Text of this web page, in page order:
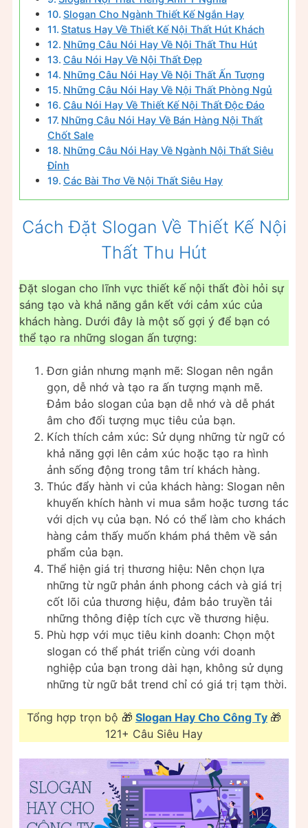
Slogan Cho Ngành Thiết Kế Ngắn Hay
Status Hay Về Thiết Kế Nội Thất Hút Khách
Những Câu Nói Hay Về Nội Thất Thu Hút
Câu Nói Hay Về Nội Thất Đẹp
Những Câu Nói Hay Về Nội Thất Ấn Tượng
Những Câu Nói Hay Về Nội Thất Phòng Ngủ
Câu Nói Hay Về Thiết Kế Nội Thất Độc Đáo
Những Câu Nói Hay Về Bán Hàng Nội Thất
Chốt Sale
Những Câu Nói Hay Về Ngành Nội Thất Siêu
Đỉnh
Các Bài Thơ Về Nội Thất Siêu Hay
Cách Đặt Slogan Về Thiết Kế Nội
Thất Thu Hút
Đặt slogan cho lĩnh vực thiết kế nội thất đòi hỏi sự
sáng tạo và khả năng gắn kết với cảm xúc của
khách hàng. Dưới đây là một số gợi ý để bạn có
thể tạo ra những slogan ấn tượng:
Đơn giản nhưng mạnh mẽ: Slogan nên ngắn
gọn, dễ nhớ và tạo ra ấn tượng mạnh mẽ.
Đảm bảo slogan của bạn dễ nhớ và dễ phát
âm cho đối tượng mục tiêu của bạn.
Kích thích cảm xúc: Sử dụng những từ ngữ có
khả năng gợi lên cảm xúc hoặc tạo ra hình
ảnh sống động trong tâm trí khách hàng.
Thúc đẩy hành vi của khách hàng: Slogan nên
khuyến khích hành vi mua sắm hoặc tương tác
với dịch vụ của bạn. Nó có thể làm cho khách
hàng cảm thấy muốn khám phá thêm về sản
phẩm của bạn.
Thể hiện giá trị thương hiệu: Nên chọn lựa
những từ ngữ phản ánh phong cách và giá trị
cốt lõi của thương hiệu, đảm bảo truyền tải
những thông điệp tích cực về thương hiệu.
Phù hợp với mục tiêu kinh doanh: Chọn một
slogan có thể phát triển cùng với doanh
nghiệp của bạn trong dài hạn, không sử dụng
những từ ngữ bắt trend chỉ có giá trị tạm thời.
Tổng hợp trọn bộ 🎁 Slogan Hay Cho Công Ty 🎁
121+ Câu Siêu Hay